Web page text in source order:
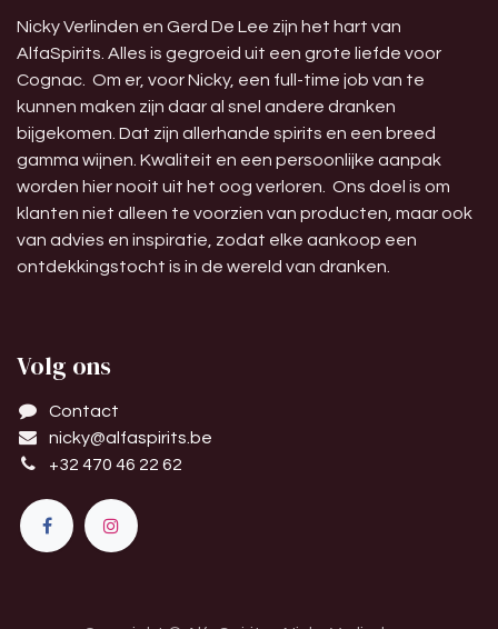
Nicky Verlinden en Gerd De Lee zijn het hart van
AlfaSpirits. Alles is gegroeid uit een grote liefde voor
Cognac. Om er, voor Nicky, een full-time job van te
kunnen maken zijn daar al snel andere dranken
bijgekomen. Dat zijn allerhande spirits en een breed
gamma wijnen. Kwaliteit en een persoonlijke aanpak
worden hier nooit uit het oog verloren. Ons doel is om
klanten niet alleen te voorzien van producten, maar ook
van advies en inspiratie, zodat elke aankoop een
ontdekkingstocht is in de wereld van dranken.
Volg ons
Contact
nicky@alfaspirits.be
+32 470 46 22 62